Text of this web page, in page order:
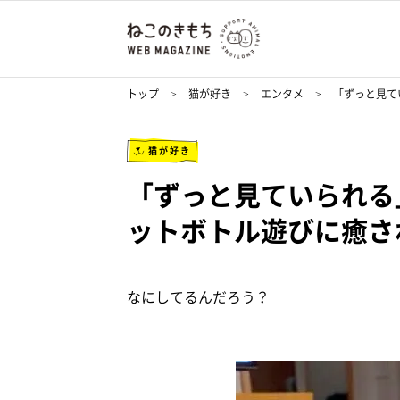
トップ 猫が好き エンタメ 「ずっと見
猫が好き
「ずっと見ていられ
ットボトル遊びに癒
なにしてるんだろう？